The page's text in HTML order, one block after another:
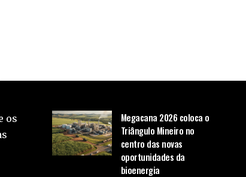
os
Megacana 2026 coloca o
Triângulo Mineiro no
centro das novas
oportunidades da
bioenergia